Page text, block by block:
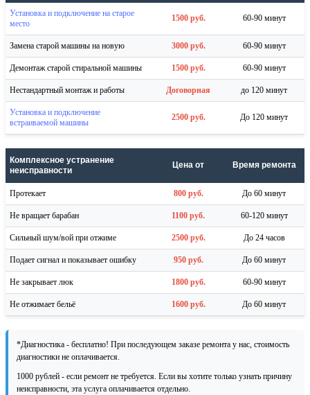
Установка и подключение на старое
место
1500 руб. 60-90 минут
Замена старой машины на новую 3000 руб. 60-90 минут
Демонтаж старой стиральной машины 1500 руб. 60-90 минут
Нестандартный монтаж и работы Договорная до 120 минут
Установка и подключение
встраиваемой машины
2500 руб. До 120 минут
Комплексное устранение
неисправности
Цена от Время ремонта
Протекает 800 руб. До 60 минут
Не вращает барабан 1100 руб. 60-120 минут
Сильный шум/вой при отжиме 2500 руб. До 24 часов
Подает сигнал и показывает ошибку 950 руб. До 60 минут
Не закрывает люк 1800 руб. 60-90 минут
Не отжимает бельё 1600 руб. До 60 минут
*Диагностика - бесплатно! При последующем заказе ремонта у нас, стоимость
диагностики не оплачивается.
1000 рублей - если ремонт не требуется. Если вы хотите только узнать причину
неисправности, эта услуга оплачивается отдельно.